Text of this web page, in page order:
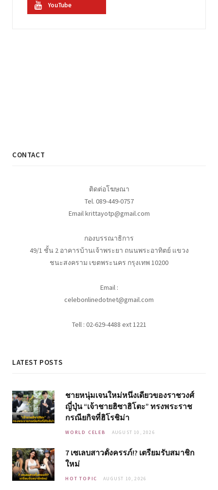
YouTube
CONTACT
ติดต่อโฆษณา
Tel. 089-449-0757
Email krittayotp@gmail.com
กองบรรณาธิการ
49/1 ชั้น 2 อาคารบ้านเจ้าพระยา ถนนพระอาทิตย์ แขวง
ชนะสงคราม เขตพระนคร กรุงเทพ 10200
Email :
celebonlinedotnet@gmail.com
Tell : 02-629-4488 ext 1221
LATEST POSTS
ชายหนุ่มเจนใหม่หนึ่งเดียวของราชวงศ์
ญี่ปุ่น “เจ้าชายฮิซาฮิโตะ” ทรงพระราช
กรณียกิจที่ฮิโรชิม่า
WORLD CELEB AUGUST 10, 2026
7 เซเลบสาวตั้งครรภ์!? เตรียมรับสมาชิก
ใหม่
HOT TOPIC AUGUST 10, 2026